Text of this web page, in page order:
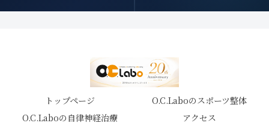
トップページ
O.C.Laboのスポーツ整体
O.C.Laboの自律神経治療
アクセス